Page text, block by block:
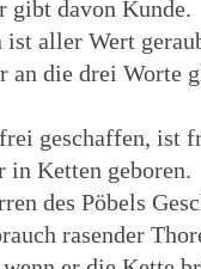
gibt davon Kunde.
ist aller Wert
an die drei Worte
geschaffen, ist
in Ketten geboren.
des Pöbels
rasender